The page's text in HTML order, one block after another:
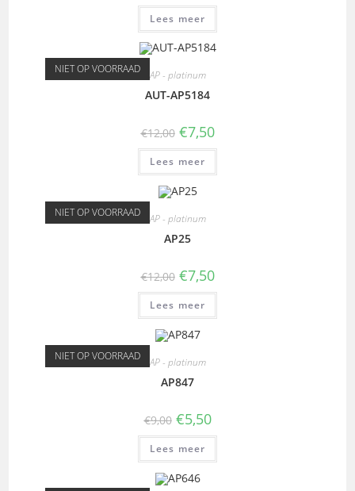
Lees meer
NIET OP VOORRAAD AP - platinum
AUT-AP5184
€12,00 €7,50
Lees meer
NIET OP VOORRAAD AP - platinum
AP25
€12,00 €7,50
Lees meer
NIET OP VOORRAAD AP - platinum
AP847
€9,00 €5,50
Lees meer